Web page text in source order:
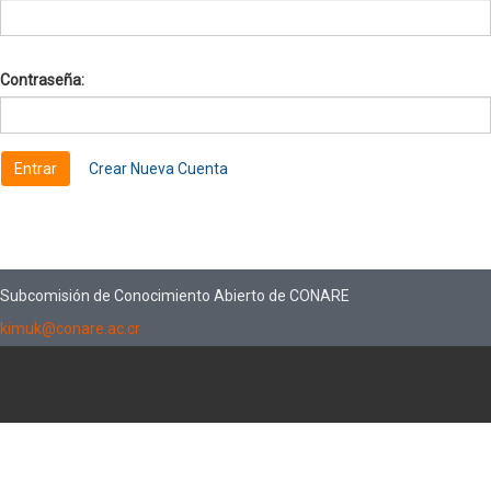
Contraseña:
Crear Nueva Cuenta
Subcomisión de Conocimiento Abierto de CONARE
kimuk@conare.ac.cr